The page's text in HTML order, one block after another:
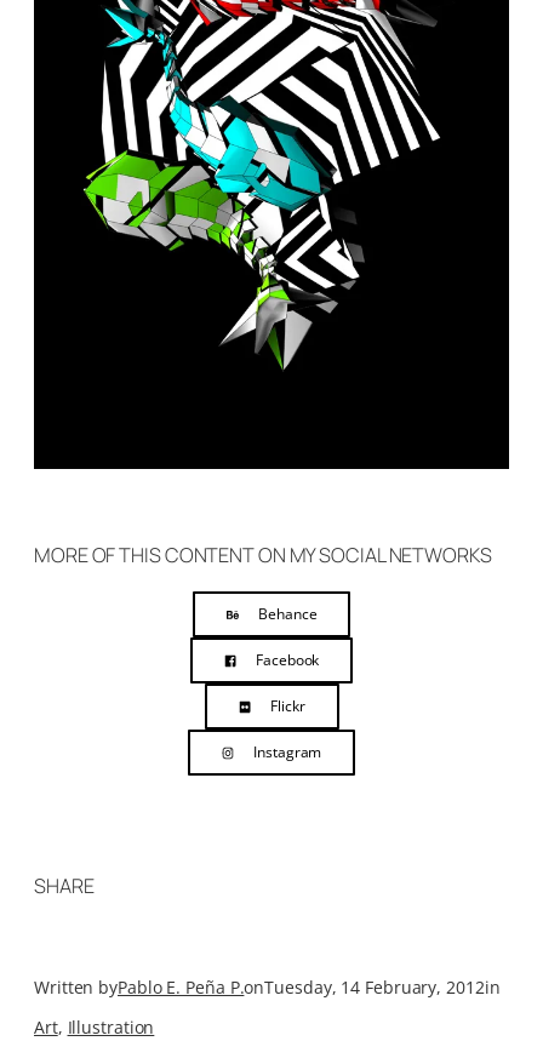
MORE OF THIS CONTENT ON MY SOCIAL NETWORKS
Behance
Facebook
Flickr
Instagram
SHARE
Written byPablo E. Peña P.onTuesday, 14 February, 2012in
Art, Illustration